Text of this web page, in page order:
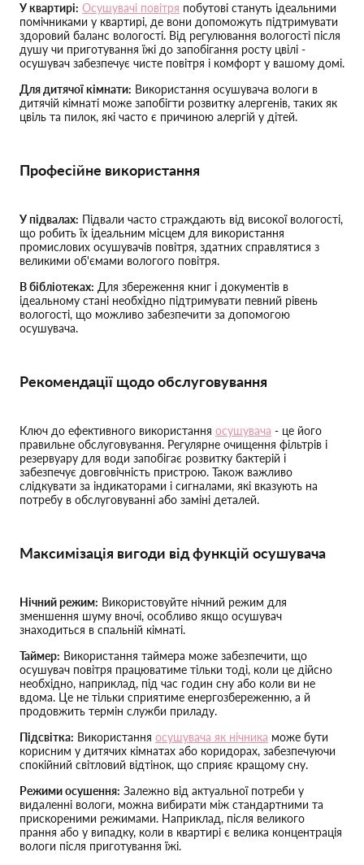
У квартирі: Осушувачі повітря побутові стануть ідеальними
помічниками у квартирі, де вони допоможуть підтримувати
здоровий баланс вологості. Від регулювання вологості після
душу чи приготування їжі до запобігання росту цвілі -
осушувач забезпечує чисте повітря і комфорт у вашому домі.
Для дитячої кімнати: Використання осушувача вологи в
дитячій кімнаті може запобігти розвитку алергенів, таких як
цвіль та пилок, які часто є причиною алергій у дітей.
Професійне використання
У підвалах: Підвали часто страждають від високої вологості,
що робить їх ідеальним місцем для використання
промислових осушувачів повітря, здатних справлятися з
великими об'ємами вологого повітря.
В бібліотеках: Для збереження книг і документів в
ідеальному стані необхідно підтримувати певний рівень
вологості, що можливо забезпечити за допомогою
осушувача.
Рекомендації щодо обслуговування
Ключ до ефективного використання осушувача - це його
правильне обслуговування. Регулярне очищення фільтрів і
резервуару для води запобігає розвитку бактерій і
забезпечує довговічність пристрою. Також важливо
слідкувати за індикаторами і сигналами, які вказують на
потребу в обслуговуванні або заміні деталей.
Максимізація вигоди від функцій осушувача
Нічний режим: Використовуйте нічний режим для
зменшення шуму вночі, особливо якщо осушувач
знаходиться в спальній кімнаті.
Таймер: Використання таймера може забезпечити, що
осушувач повітря працюватиме тільки тоді, коли це дійсно
необхідно, наприклад, під час годин сну або коли ви не
вдома. Це не тільки сприятиме енергозбереженню, а й
продовжить термін служби приладу.
Підсвітка: Використання осушувача як нічника може бути
корисним у дитячих кімнатах або коридорах, забезпечуючи
спокійний світловий відтінок, що сприяє кращому сну.
Режими осушення: Залежно від актуальної потреби у
видаленні вологи, можна вибирати між стандартними та
прискореними режимами. Наприклад, після великого
прання або у випадку, коли в квартирі є велика концентрація
вологи після приготування їжі.